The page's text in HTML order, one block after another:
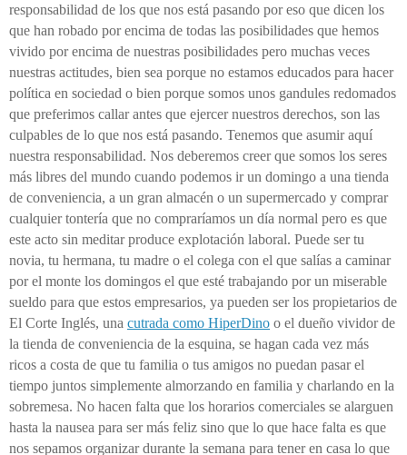
responsabilidad de los que nos está pasando por eso que dicen los
que han robado por encima de todas las posibilidades que hemos
vivido por encima de nuestras posibilidades pero muchas veces
nuestras actitudes, bien sea porque no estamos educados para hacer
política en sociedad o bien porque somos unos gandules redomados
que preferimos callarantes que ejercer nuestros derechos, son las
culpables de lo que nos está pasando. Tenemos que asumir aquí
nuestra responsabilidad. Nos deberemos creer que somos los seres
más libres del mundo cuando podemos ir un domingo a una tienda
de conveniencia, a un gran almacén o un supermercado y comprar
cualquier tontería que no compraríamos un día normal pero es que
este acto sin meditar produce explotación laboral. Puede ser tu
novia, tu hermana, tu madre o el colega con el que salías a caminar
por el monte los domingos el que esté trabajando por un miserable
sueldo para que estos empresarios, ya pueden ser los propietarios de
El Corte Inglés, una cutrada como HiperDino o el dueño vividor de
la tienda de conveniencia de la esquina, se hagan cada vez más
ricos a costa de que tu familia o tus amigos no puedan pasar el
tiempo juntos simplemente almorzando en familia y charlando en la
sobremesa. No hacen falta que los horarios comerciales se alarguen
hasta la nausea para ser más feliz sino que lo que hace falta es que
nos sepamos organizar durante la semana para tener en casa lo que